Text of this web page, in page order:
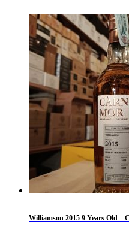
Williamson 2015 9 Years Old –